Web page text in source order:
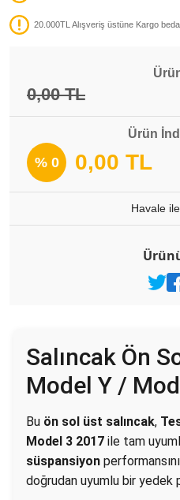
20.000TL Alışveriş üstüne Kargo
0,00 TL
Ürün
% 0 0,00 TL
Havale ile
Salıncak Ön
Model Y /
Bu ön sol üst salıncak,
Model 3 2017ile tam
süspansiyon
doğrudan uyumlu bir yedek